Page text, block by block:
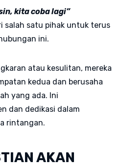
kita coba lagi”
salah satu pihak untuk terus
ini.
atau kesulitan, mereka
kedua dan berusaha
yang ada. Ini
dan dedikasi dalam
rintangan.
AKAN